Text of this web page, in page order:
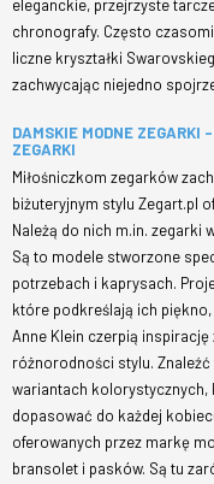
eleganckie, przejrzyste
chronografy. Często
liczne kryształki
zachwycając niejedno
DAMSKIE MODNE ZEGARKI
ZEGARKI
Miłośniczkom zegarków
biżuteryjnym stylu Zegart.pl
Należą do nich m.in. zegarki
Są to modele stworzone
potrzebach i kaprysach.
które podkreślają ich
Anne Klein czerpią
różnorodności stylu.
wariantach kolorystycznych,
dopasować do każdej
oferowanych przez markę
bransolet i pasków. Są tu